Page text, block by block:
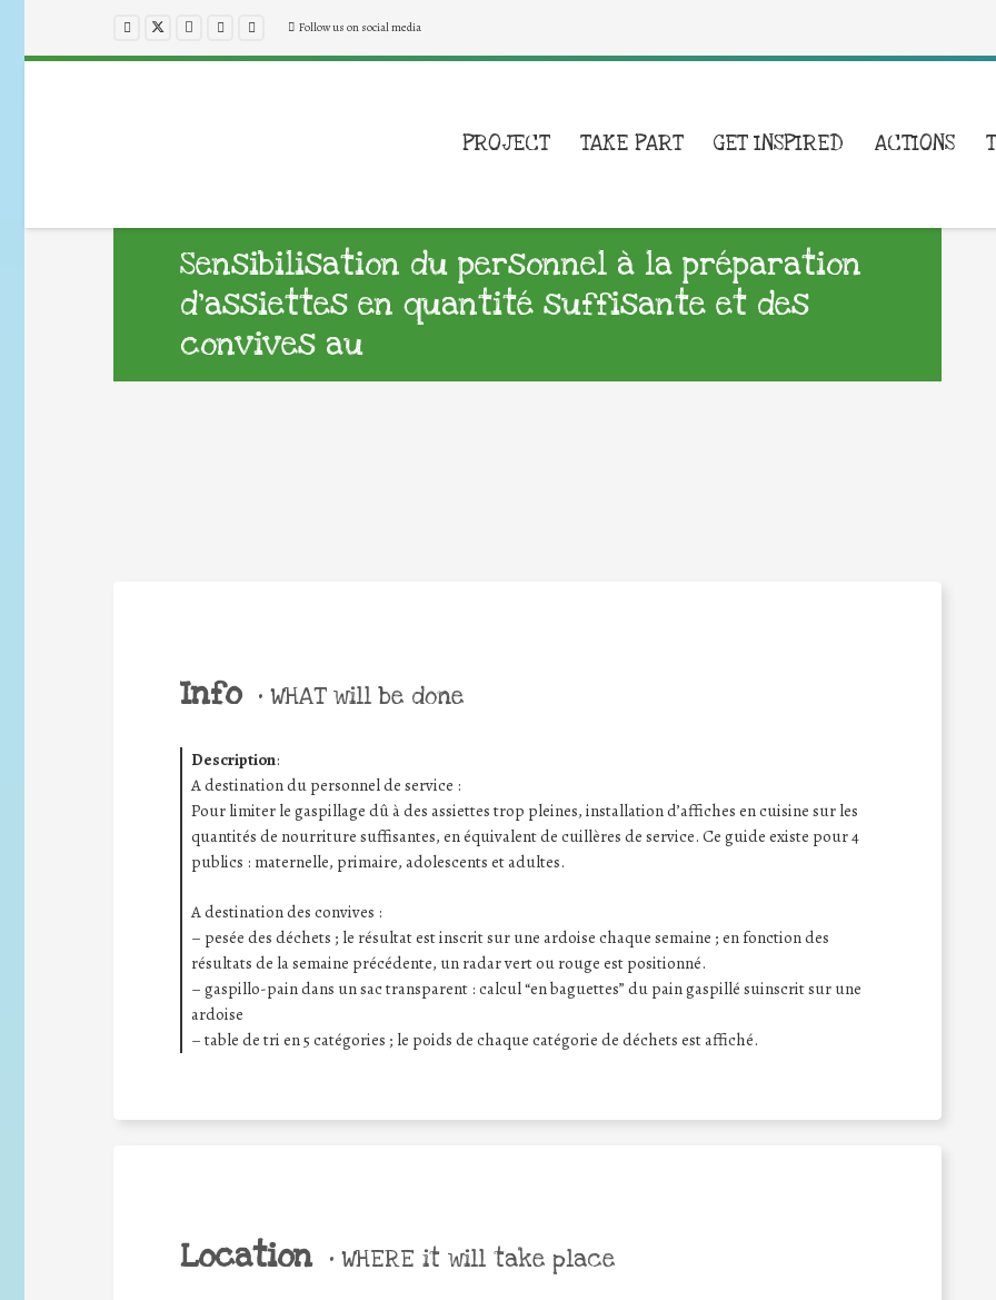
Follow us on social media
PROJECT TAKE PART GET INSPIRED ACTIONS
Sensibilisation du personnel à la préparation
d’assiettes en quantité suffisante et des
convives au
Info • WHAT will be done
Description:
A destination du personnel de service :
Pour limiter le gaspillage dû à des assiettes trop pleines, installation d’affiches en cuisine sur les
quantités de nourriture suffisantes, en équivalent de cuillères de service. Ce guide existe pour 4
publics : maternelle, primaire, adolescents et adultes.
A destination des convives :
– pesée des déchets ; le résultat est inscrit sur une ardoise chaque semaine ; en fonction des
résultats de la semaine précédente, un radar vert ou rouge est positionné.
– gaspillo-pain dans un sac transparent : calcul “en baguettes” du pain gaspillé suinscrit sur une
ardoise
– table de tri en 5 catégories ; le poids de chaque catégorie de déchets est affiché.
Location • WHERE it will take place